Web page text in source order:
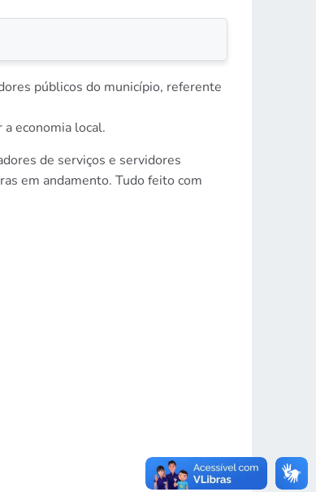
públicos do município, referente
economia local.
de serviços e servidores
em andamento. Tudo feito com